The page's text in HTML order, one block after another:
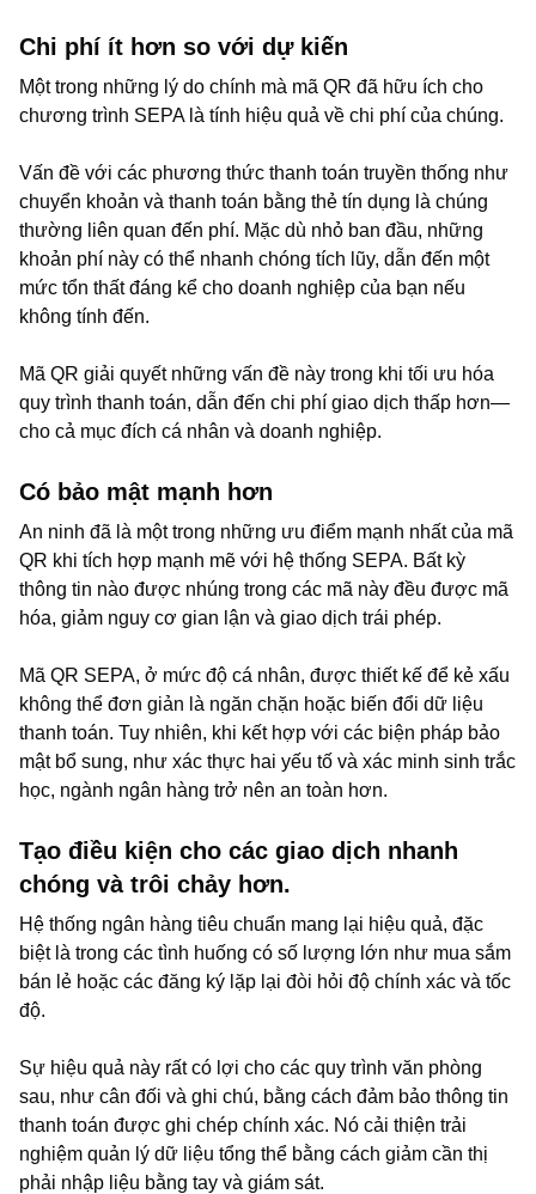
Chi phí ít hơn so với dự kiến
Một trong những lý do chính mà mã QR đã hữu ích cho
chương trình SEPA là tính hiệu quả về chi phí của chúng.
Vấn đề với các phương thức thanh toán truyền thống như
chuyển khoản và thanh toán bằng thẻ tín dụng là chúng
thường liên quan đến phí. Mặc dù nhỏ ban đầu, những
khoản phí này có thể nhanh chóng tích lũy, dẫn đến một
mức tổn thất đáng kể cho doanh nghiệp của bạn nếu
không tính đến.
Mã QR giải quyết những vấn đề này trong khi tối ưu hóa
quy trình thanh toán, dẫn đến chi phí giao dịch thấp hơn—
cho cả mục đích cá nhân và doanh nghiệp.
Có bảo mật mạnh hơn
An ninh đã là một trong những ưu điểm mạnh nhất của mã
QR khi tích hợp mạnh mẽ với hệ thống SEPA. Bất kỳ
thông tin nào được nhúng trong các mã này đều được mã
hóa, giảm nguy cơ gian lận và giao dịch trái phép.
Mã QR SEPA, ở mức độ cá nhân, được thiết kế để kẻ xấu
không thể đơn giản là ngăn chặn hoặc biến đổi dữ liệu
thanh toán. Tuy nhiên, khi kết hợp với các biện pháp bảo
mật bổ sung, như xác thực hai yếu tố và xác minh sinh trắc
học, ngành ngân hàng trở nên an toàn hơn.
Tạo điều kiện cho các giao dịch nhanh
chóng và trôi chảy hơn.
Hệ thống ngân hàng tiêu chuẩn mang lại hiệu quả, đặc
biệt là trong các tình huống có số lượng lớn như mua sắm
bán lẻ hoặc các đăng ký lặp lại đòi hỏi độ chính xác và tốc
độ.
Sự hiệu quả này rất có lợi cho các quy trình văn phòng
sau, như cân đối và ghi chú, bằng cách đảm bảo thông tin
thanh toán được ghi chép chính xác. Nó cải thiện trải
nghiệm quản lý dữ liệu tổng thể bằng cách giảm cần thị
phải nhập liệu bằng tay và giám sát.